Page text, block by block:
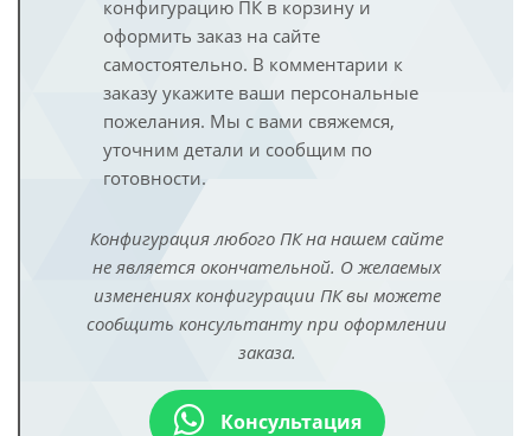
конфигурацию ПК в корзину и
оформить заказ на сайте
самостоятельно. В комментарии к
заказу укажите ваши персональные
пожелания. Мы с вами свяжемся,
уточним детали и сообщим по
готовности.
Конфигурация любого ПК на нашем сайте
не является окончательной. О желаемых
изменениях конфигурации ПК вы можете
сообщить консультанту при оформлении
заказа.
Консультация